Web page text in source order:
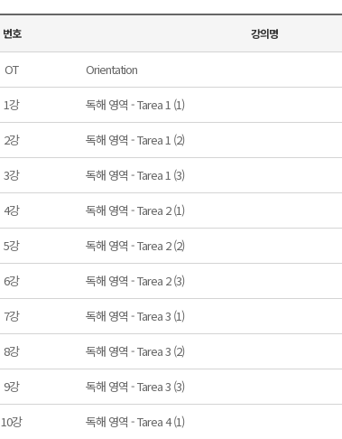
번호 강의명
OT Orientation
1강 독해 영역 - Tarea 1 (1)
2강 독해 영역 - Tarea 1 (2)
3강 독해 영역 - Tarea 1 (3)
4강 독해 영역 - Tarea 2 (1)
5강 독해 영역 - Tarea 2 (2)
6강 독해 영역 - Tarea 2 (3)
7강 독해 영역 - Tarea 3 (1)
8강 독해 영역 - Tarea 3 (2)
9강 독해 영역 - Tarea 3 (3)
10강 독해 영역 - Tarea 4 (1)